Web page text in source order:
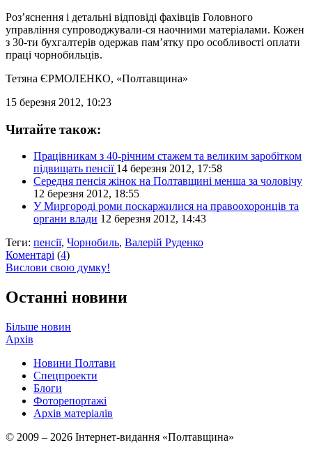
Роз’яснення і детальні відповіді фахівців Головного
управління супроводжували-ся наочними матеріалами. Кожен
з 30-ти бухгалтерів одержав пам’ятку про особливості оплати
праці чорнобильців.
Тетяна ЄРМОЛЕНКО, «Полтавщина»
15 березня 2012, 10:23
Читайте також:
Працівникам з 40-річним стажем та великим заробітком
підвищать пенсії 14 березня 2012, 17:58
Середня пенсія жінок на Полтавщині менша за чоловічу
12 березня 2012, 18:55
У Миргороді роми поскаржилися на правоохоронців та
органи влади 12 березня 2012, 14:43
Теги: пенсії, Чорнобиль, Валерій Руденко
Коментарі (4)
Вислови свою думку!
Останні новини
Більше новин
Архів
Новини Полтави
Спецпроекти
Блоги
Фоторепортажі
Архів матеріалів
© 2009 – 2026 Інтернет-видання «Полтавщина»